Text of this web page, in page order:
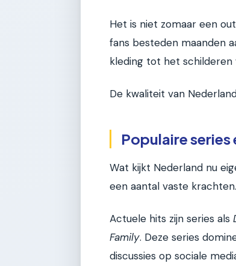
Het is niet zomaar een
fans besteden maanden
kleding tot het schilderen
De kwaliteit van
Populaire series
Wat kijkt Nederland nu
een aantal vaste krachten.
Actuele hits zijn series als
Family. Deze series
discussies op sociale